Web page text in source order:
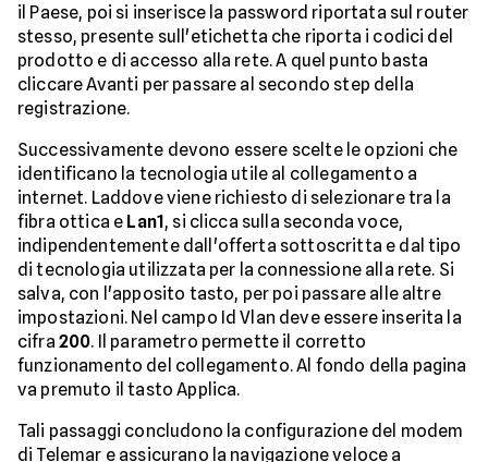
il Paese, poi si inserisce la password riportata sul router
stesso, presente sull'etichetta che riporta i codici del
prodotto e di accesso alla rete. A quel punto basta
cliccare Avanti per passare al secondo step della
registrazione.
Successivamente devono essere scelte le opzioni che
identificano la tecnologia utile al collegamento a
internet. Laddove viene richiesto di selezionare tra la
fibra ottica e Lan1, si clicca sulla seconda voce,
indipendentemente dall'offerta sottoscritta e dal tipo
di tecnologia utilizzata per la connessione alla rete. Si
salva, con l'apposito tasto, per poi passare alle altre
impostazioni. Nel campo Id Vlan deve essere inserita la
cifra 200. Il parametro permette il corretto
funzionamento del collegamento. Al fondo della pagina
va premuto il tasto Applica.
Tali passaggi concludono la configurazione del modem
di Telemar e assicurano la navigazione veloce a